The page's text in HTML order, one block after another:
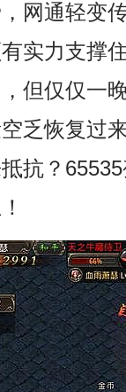
网通轻变
实力支撑
但仅仅一
乏恢复过
抗？